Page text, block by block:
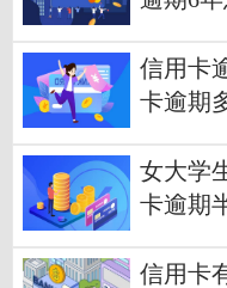
信用卡
卡逾期
女大学
卡逾期
信用卡